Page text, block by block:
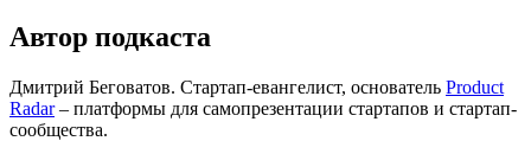
Автор подкаста
Дмитрий Беговатов. Стартап-евангелист, основатель Product
Radar– платформы для самопрезентации стартапов и стартап-
сообщества.